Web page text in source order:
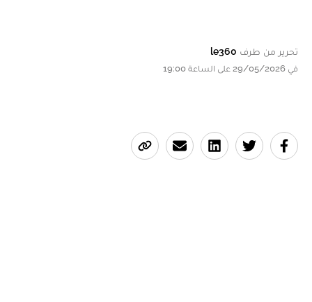
تحرير من طرف le360
في 29/05/2026 على الساعة 19:00